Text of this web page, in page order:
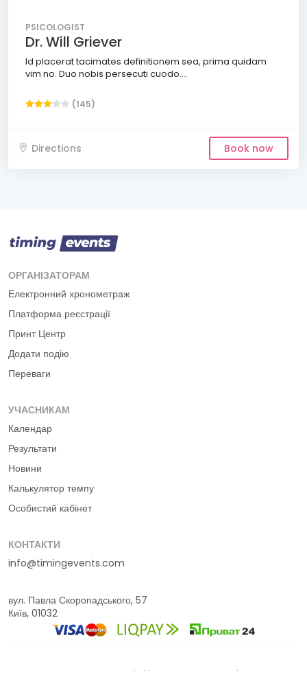
PSICOLOGIST
Dr. Will Griever
Id placerat tacimates definitionem sea, prima quidam
vim no. Duo nobis persecuti cuodo....
(145)
Directions Book now
ОРГАНІЗАТОРАМ
Електронний хронометраж
Платформа реєстрації
Принт Центр
Додати подію
Переваги
УЧАСНИКАМ
Календар
Результати
Новини
Калькулятор темпу
Особистий кабінет
КОНТАКТИ
info@timingevents.com
вул. Павла Скоропадського, 57
Київ, 01032
Умови використання